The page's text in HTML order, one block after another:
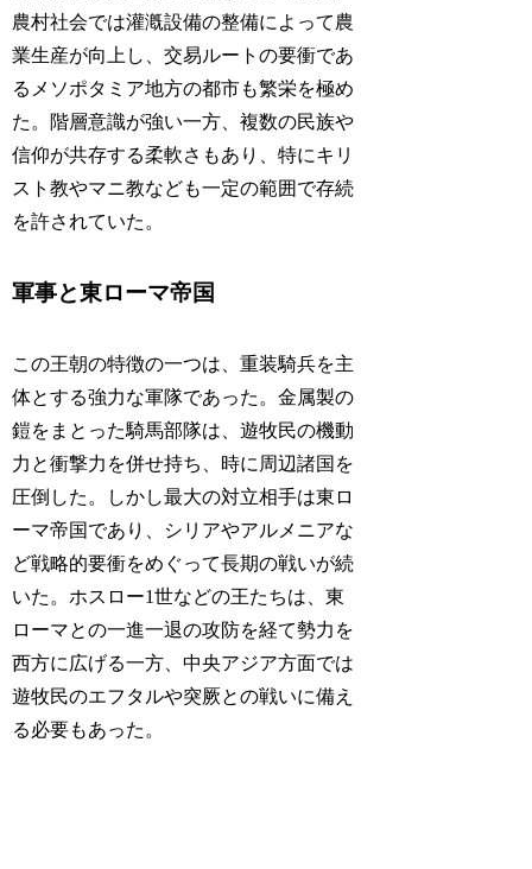
農村社会では灌漑設備の整備によって農
業生産が向上し、交易ルートの要衝であ
るメソポタミア地方の都市も繁栄を極め
た。階層意識が強い一方、複数の民族や
信仰が共存する柔軟さもあり、特にキリ
スト教やマニ教なども一定の範囲で存続
を許されていた。
軍事と東ローマ帝国
この王朝の特徴の一つは、重装騎兵を主
体とする強力な軍隊であった。金属製の
鎧をまとった騎馬部隊は、遊牧民の機動
力と衝撃力を併せ持ち、時に周辺諸国を
圧倒した。しかし最大の対立相手は東ロ
ーマ帝国であり、シリアやアルメニアな
ど戦略的要衝をめぐって長期の戦いが続
いた。ホスロー1世などの王たちは、東
ローマとの一進一退の攻防を経て勢力を
西方に広げる一方、中央アジア方面では
遊牧民のエフタルや突厥との戦いに備え
る必要もあった。